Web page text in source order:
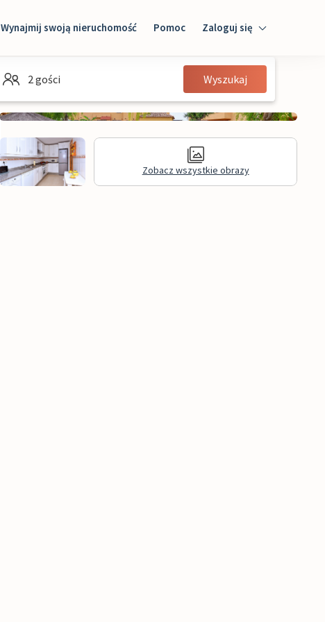
Wynajmij swoją nieruchomość Pomoc Zaloguj się
Zaloguj się
Gość
2 gości Wyszukaj
Zobacz wszystkie obrazy